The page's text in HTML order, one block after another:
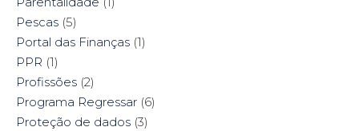
Pescas (5)
Portal das Finanças (1)
PPR (1)
Profissões (2)
Programa Regressar (6)
Proteção de dados (3)